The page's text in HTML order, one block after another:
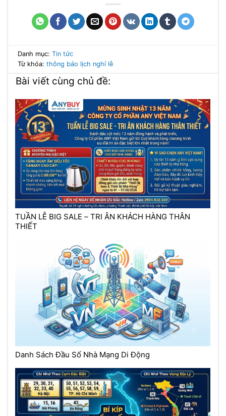
Danh mục: Tin tức
Từ khóa: thông báo lịch nghỉ lễ
Bài viết cùng chủ đề:
TUẦN LỄ BIG SALE – TRI ÂN KHÁCH HÀNG THÂN
THIẾT
Danh Sách Đầu Số Nhà Mạng Di Động